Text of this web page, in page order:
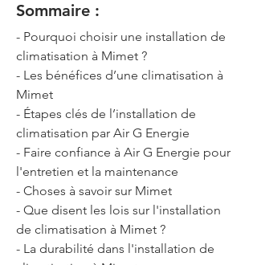
Sommaire :
- Pourquoi choisir une installation de
climatisation à Mimet ?
- Les bénéfices d’une climatisation à
Mimet
- Étapes clés de l’installation de
climatisation par Air G Energie
- Faire confiance à Air G Energie pour
l'entretien et la maintenance
- Choses à savoir sur Mimet
- Que disent les lois sur l'installation
de climatisation à Mimet ?
- La durabilité dans l'installation de